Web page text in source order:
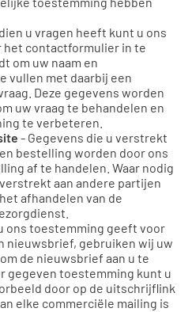
u vragen heeft kunt u ons
het contactformulier in te
om uw naam en
vullen met daarbij een
Deze gegevens worden
uw vraag te behandelen en
te verbeteren.
- Gegevens die u verstrekt
bestelling worden door ons
af te handelen. Waar nodig
aan andere partijen
afhandelen van de
ons toestemming geeft voor
nieuwsbrief, gebruiken wij uw
de nieuwsbrief aan u te
gegeven toestemming kunt u
door op de uitschrijflink
elke commerciële mailing is